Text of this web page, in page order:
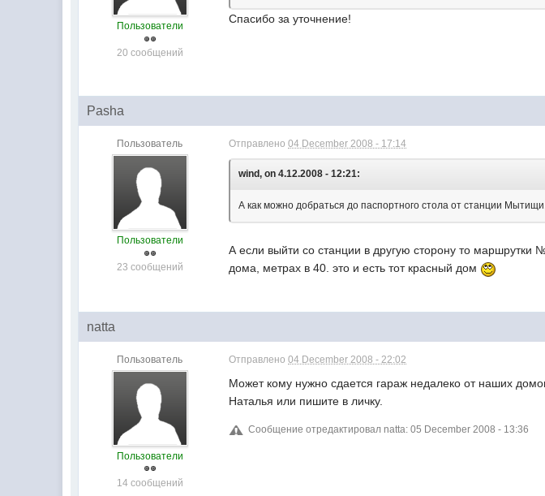
Пользователи
20 сообщений
Спасибо за уточнение!
Pasha
Пользователь
Пользователи
23 сообщений
Отправлено04 December 2008 - 17:14
wind, on 4.12.2008 - 12:21:
А как можно добраться до паспортного стола от станции
А если выйти со станции в другую сторону то
дома, метрах в 40. это и есть тот красный дом
natta
Пользователь
Пользователи
14 сообщений
Отправлено04 December 2008 - 22:02
Может кому нужно сдается гараж недалеко от наших
Наталья или пишите в личку.
Сообщение отредактировал natta: 05 December 2008 - 13:36